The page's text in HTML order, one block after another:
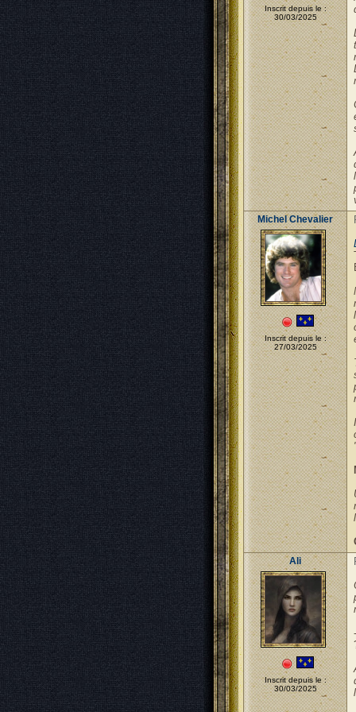
Inscrit depuis le :
30/03/2025
Michel Chevalier
Inscrit depuis le :
27/03/2025
Ali
Inscrit depuis le :
30/03/2025